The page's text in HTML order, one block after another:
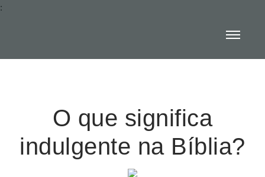
:
O que significa
indulgente na Bíblia?